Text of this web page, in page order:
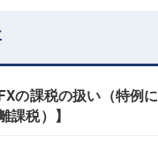
の課税の扱い（特例
課税）】